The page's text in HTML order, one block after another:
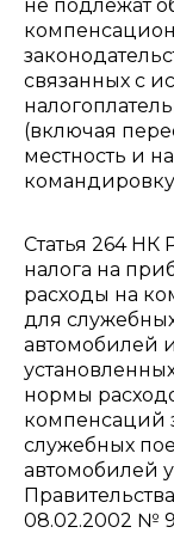
не подлежат
связанных с
(включая
местность и
Статья 264 НК
налога на
расходы на
для
автомобилей
нормы
компенсаций
служебных
автомобилей
08.02.2002 №